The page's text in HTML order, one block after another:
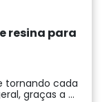
resina para
tornando cada
graças a ...